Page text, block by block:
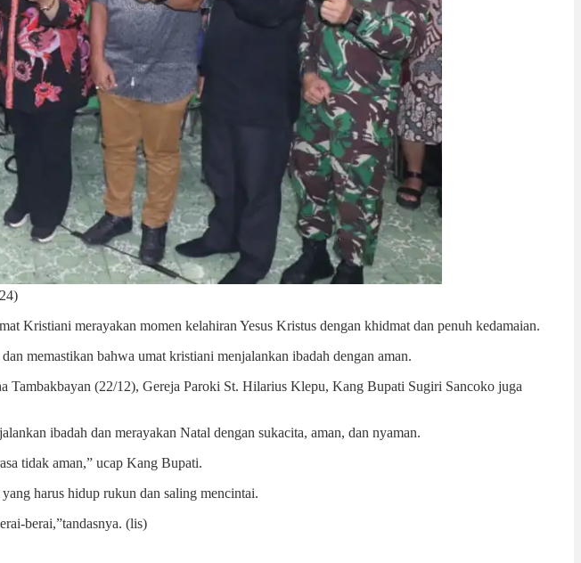
Kristiani merayakan momen kelahiran Yesus Kristus dengan khidmat dan penuh kedamaian.
memastikan bahwa umat kristiani menjalankan ibadah dengan aman.
Tambakbayan (22/12), Gereja Paroki St. Hilarius Klepu, Kang Bupati Sugiri Sancoko juga
ibadah dan merayakan Natal dengan sukacita, aman, dan nyaman.
tidak aman,” ucap Kang Bupati.
harus hidup rukun dan saling mencintai.
berai,”tandasnya. (lis)